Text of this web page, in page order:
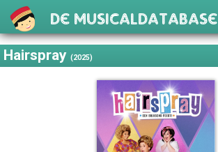
De Musicaldatabase
Hairspray(2025)